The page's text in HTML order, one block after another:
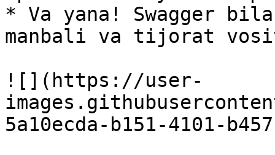
* Va yana! Swagger
manbali va tijorat
![](https://user-
5a10ecda-b151-4101-